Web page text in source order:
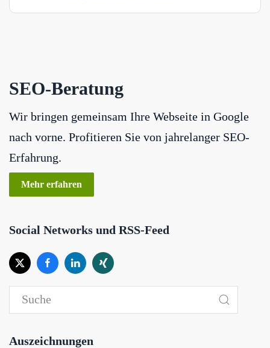
SEO-Beratung
Wir bringen gemeinsam Ihre Webseite in Google
nach vorne. Profitieren Sie von jahrelanger SEO-
Erfahrung.
Mehr erfahren
Social Networks und RSS-Feed
Auszeichnungen